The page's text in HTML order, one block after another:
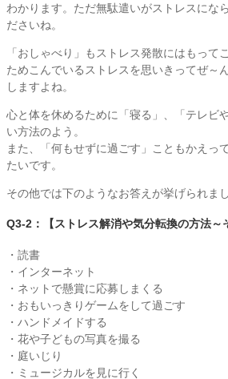
わかります。ただ無駄遣いがストレスにな
ださいね。
「おしゃべり」もストレス発散にはもってこ
ためこんでいるストレスを思いきってぜ～
しますよね。
心と体を休めるために「寝る」、「テレビ
い方法のよう。
また、「何もせずに過ごす」こともかえっ
たいです。
その他では下のようなお答えが挙げられまし
Q3-2：【ストレス解消や気分転換の方法～
・読書
・インターネット
・ネットで懸賞に応募しまくる
・おもいっきりゲームをして過ごす
・ハンドメイドする
・花や子どもの写真を撮る
・庭いじり
・ミュージカルを見に行く